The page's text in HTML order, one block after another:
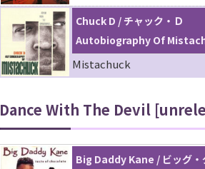
Chuck D / チャック・Ｄ
Autobiography Of
Mistachuck
Dance With The Devil
Big Daddy Kane / ビッグ・